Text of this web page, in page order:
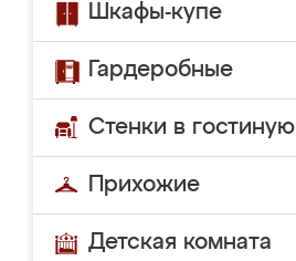
Шкафы-купе
Гардеробные
Стенки в гостиную
Прихожие
Детская комната